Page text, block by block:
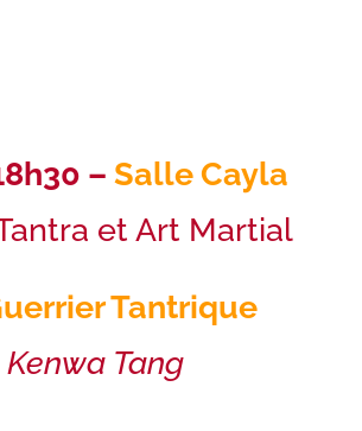
– Salle Cayla
et Art Martial
Tantrique
Kenwa Tang